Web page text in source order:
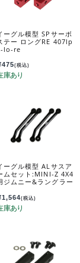
ーグル模型 SPサーボ
テー ロングRE 407lp
lo-re
475(税込)
ーグル模型 ALサスア
ムセット:MINI-Z 4X4
ジムニー&ラングラー
1,564(税込)